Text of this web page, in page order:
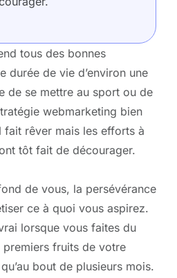
tous des bonnes
durée de vie d’environ une
de se mettre au sport ou de
webmarketing bien
fait rêver mais les efforts à
tôt fait de décourager.
de vous, la persévérance
ce à quoi vous aspirez.
lorsque vous faites du
fruits de votre
bout de plusieurs mois.